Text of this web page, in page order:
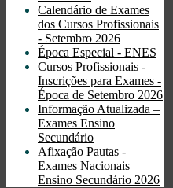
Calendário de Exames
dos Cursos Profissionais
- Setembro 2026
Época Especial - ENES
Cursos Profissionais -
Inscrições para Exames -
Época de Setembro 2026
Informação Atualizada –
Exames Ensino
Secundário
Afixação Pautas -
Exames Nacionais
Ensino Secundário 2026